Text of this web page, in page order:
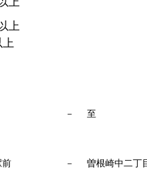
上
－ 至
前 － 曽根崎中二丁